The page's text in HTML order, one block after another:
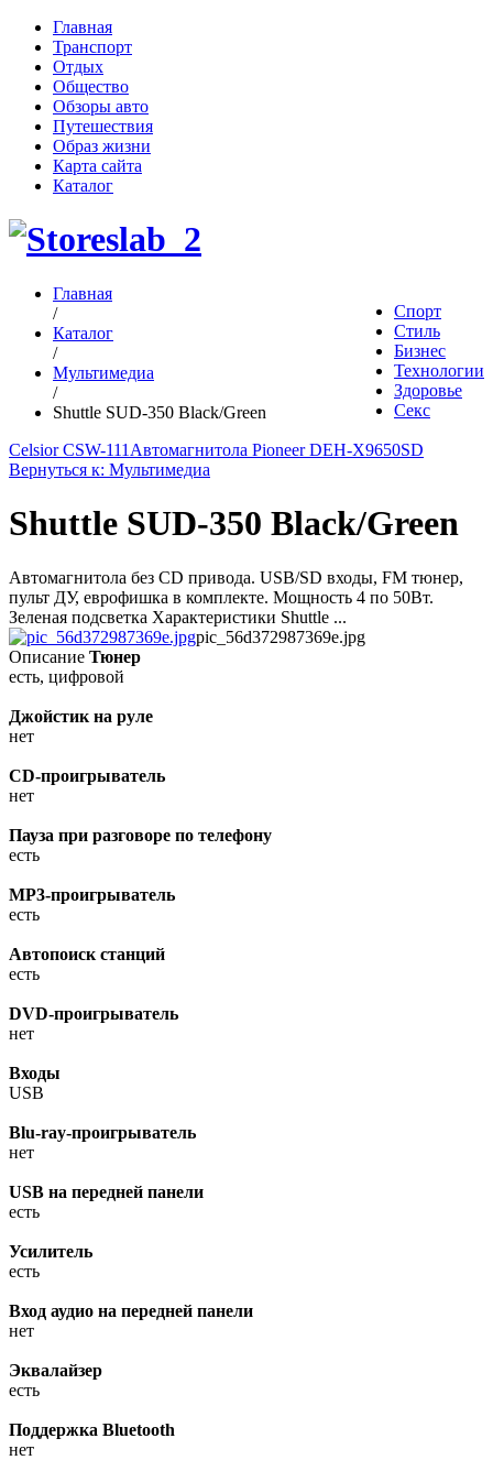
Главная
Транспорт
Отдых
Общество
Обзоры авто
Путешествия
Образ жизни
Карта сайта
Каталог
Спорт
Стиль
Бизнес
Технологии
Здоровье
Секс
Главная
/
Каталог
/
Мультимедиа
/
Shuttle SUD-350 Black/Green
Celsior CSW-111 Автомагнитола Pioneer DEH-X9650SD
Вернуться к: Мультимедиа
Shuttle SUD-350 Black/Green
Автомагнитола без CD привода. USB/SD входы, FM тюнер,
пульт ДУ, еврофишка в комплекте. Мощность 4 по 50Вт.
Зеленая подсветка Характеристики Shuttle ...
pic_56d372987369e.jpg
Описание Тюнер
есть, цифровой
Джойстик на руле
нет
CD-проигрыватель
нет
Пауза при разговоре по телефону
есть
MP3-проигрыватель
есть
Автопоиск станций
есть
DVD-проигрыватель
нет
Входы
USB
Blu-ray-проигрыватель
нет
USB на передней панели
есть
Усилитель
есть
Вход аудио на передней панели
нет
Эквалайзер
есть
Поддержка Bluetooth
нет